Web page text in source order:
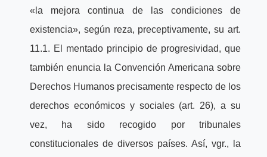
«la mejora continua de las condiciones de
existencia», según reza, preceptivamente, su art.
11.1. El mentado principio de progresividad, que
también enuncia la Convención Americana sobre
Derechos Humanos precisamente respecto de los
derechos económicos y sociales (art. 26), a su
vez, ha sido recogido por tribunales
constitucionales de diversos países. Así, vgr., la